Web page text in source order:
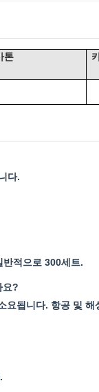
톤
다.
적으로 300세트.
요?
됩니다. 항공 및 해